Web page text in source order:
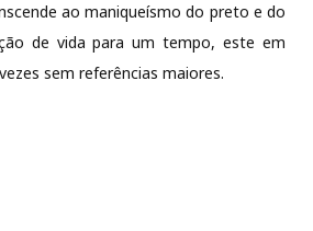
ao maniqueísmo do preto e do
de vida para um tempo, este em
sem referências maiores.